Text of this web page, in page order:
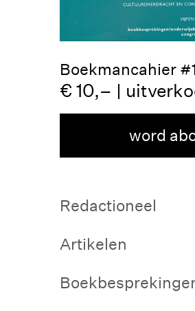
Boekmancahier
€ 10,– |
word
Redactioneel
Artikelen